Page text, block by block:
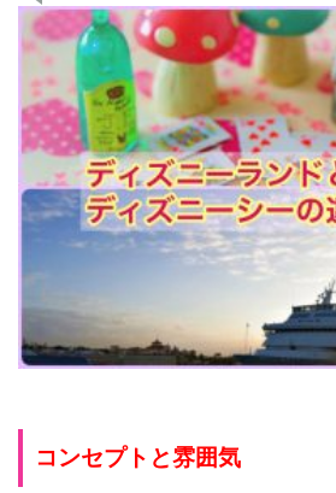
コンセプトと雰囲気